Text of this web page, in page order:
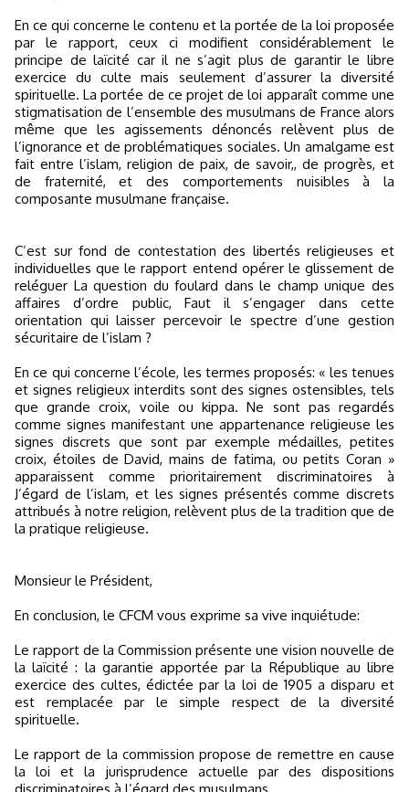
En ce qui concerne le contenu et la portée de la loi proposée
par le rapport, ceux ci modifient considérablement le
principe de laïcité car il ne s’agit plus de garantir le libre
exercice du culte mais seulement d’assurer la diversité
spirituelle. La portée de ce projet de loi apparaît comme une
stigmatisation de l’ensemble des musulmans de France alors
même que les agissements dénoncés relèvent plus de
l’ignorance et de problématiques sociales. Un amalgame est
fait entre l’islam, religion de paix, de savoir,, de progrès, et
de fraternité, et des comportements nuisibles à la
composante musulmane française.
C’est sur fond de contestation des libertés religieuses et
individuelles que le rapport entend opérer le glissement de
reléguer La question du foulard dans le champ unique des
affaires d’ordre public, Faut il s’engager dans cette
orientation qui laisser percevoir le spectre d’une gestion
sécuritaire de l’islam ?
En ce qui concerne l’école, les termes proposés: « les tenues
et signes religieux interdits sont des signes ostensibles, tels
que grande croix, voile ou kippa. Ne sont pas regardés
comme signes manifestant une appartenance religieuse les
signes discrets que sont par exemple médailles, petites
croix, étoiles de David, mains de fatima, ou petits Coran »
apparaissent comme prioritairement discriminatoires à
J’égard de l’islam, et les signes présentés comme discrets
attribués à notre religion, relèvent plus de la tradition que de
la pratique religieuse.
Monsieur le Président,
En conclusion, le CFCM vous exprime sa vive inquiétude:
Le rapport de la Commission présente une vision nouvelle de
la laïcité : la garantie apportée par la République au libre
exercice des cultes, édictée par la loi de 1905 a disparu et
est remplacée par le simple respect de la diversité
spirituelle.
Le rapport de la commission propose de remettre en cause
la loi et la jurisprudence actuelle par des dispositions